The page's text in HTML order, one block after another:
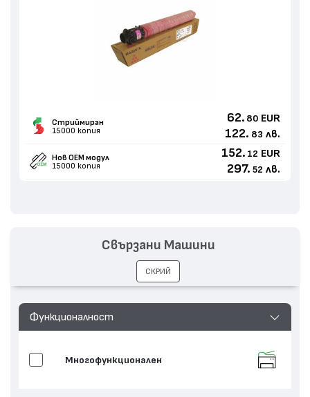
Стриймиран
15000 копия
62. 80 EUR
122. 83 лв.
Нов ОЕМ модул
15000 копия
152. 12 EUR
297. 52 лв.
Функционалност
Многофункционален
Свързани Машини
СКРИЙ